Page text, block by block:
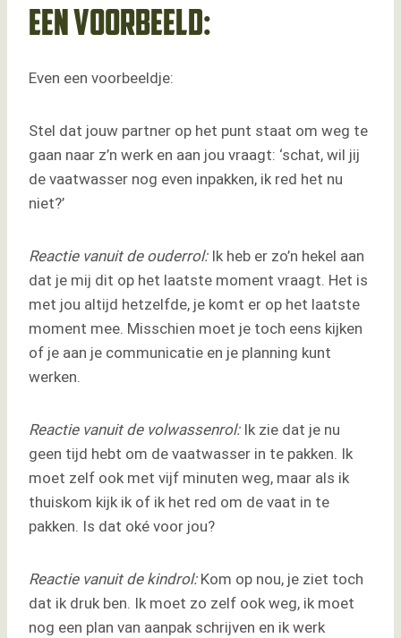
Een voorbeeld:
Even een voorbeeldje:
Stel dat jouw partner op het punt staat om weg te
gaan naar z’n werk en aan jou vraagt: ‘schat, wil jij
de vaatwasser nog even inpakken, ik red het nu
niet?’
Reactie vanuit de ouderrol: Ik heb er zo’n hekel aan
dat je mij dit op het laatste moment vraagt. Het is
met jou altijd hetzelfde, je komt er op het laatste
moment mee. Misschien moet je toch eens kijken
of je aan je communicatie en je planning kunt
werken.
Reactie vanuit de volwassenrol: Ik zie dat je nu
geen tijd hebt om de vaatwasser in te pakken. Ik
moet zelf ook met vijf minuten weg, maar als ik
thuiskom kijk ik of ik het red om de vaat in te
pakken. Is dat oké voor jou?
Reactie vanuit de kindrol: Kom op nou, je ziet toch
dat ik druk ben. Ik moet zo zelf ook weg, ik moet
nog een plan van aanpak schrijven en ik werk